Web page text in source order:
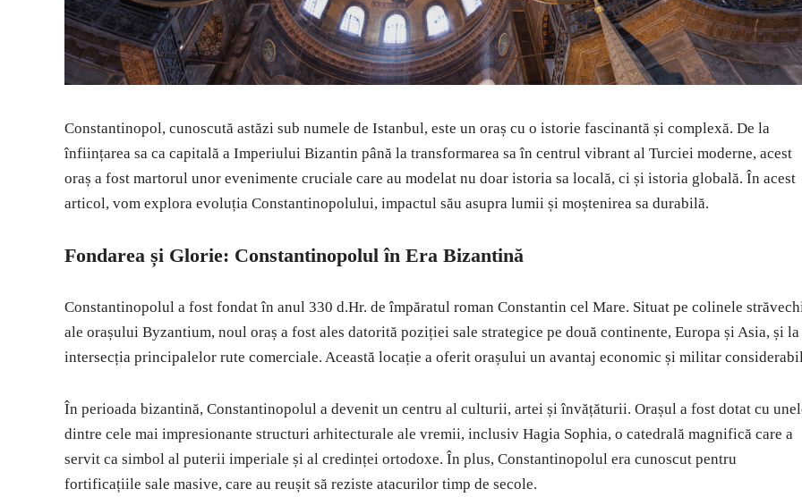
Constantinopol, cunoscută astăzi sub numele de Istanbul, este un oraș cu o istorie fascinantă și complexă. De la
înființarea sa ca capitală a Imperiului Bizantin până la transformarea sa în centrul vibrant al Turciei moderne, acest
oraș a fost martorul unor evenimente cruciale care au modelat nu doar istoria sa locală, ci și istoria globală. În acest
articol, vom explora evoluția Constantinopolului, impactul său asupra lumii și moștenirea sa durabilă.
Fondarea și Glorie: Constantinopolul în Era Bizantină
Constantinopolul a fost fondat în anul 330 d.Hr. de împăratul roman Constantin cel Mare. Situat pe colinele
ale orașului Byzantium, noul oraș a fost ales datorită poziției sale strategice pe două continente, Europa și Asia, și la
intersecția principalelor rute comerciale. Această locație a oferit orașului un avantaj economic și militar
În perioada bizantină, Constantinopolul a devenit un centru al culturii, artei și învățăturii. Orașul a fost dotat cu
dintre cele mai impresionante structuri arhitecturale ale vremii, inclusiv Hagia Sophia, o catedrală magnifică care a
servit ca simbol al puterii imperiale și al credinței ortodoxe. În plus, Constantinopolul era cunoscut pentru
fortificațiile sale masive, care au reușit să reziste atacurilor timp de secole.